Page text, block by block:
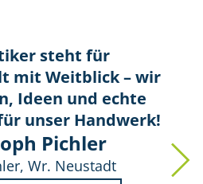
steht für
mit Weitblick – wir
Ideen und echte
unser Handwerk!
Pichler
Wr. Neustadt